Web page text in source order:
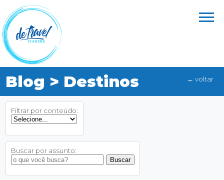
← voltar
Blog > Destinos
Filtrar por conteúdo:
Buscar por assunto: